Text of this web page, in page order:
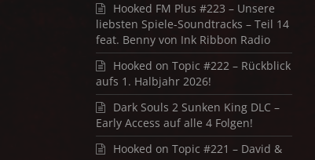
Hooked FM Plus #223 – Unsere
liebsten Spiele-Soundtracks – Teil 14
feat. Benny von Ink Ribbon Radio
Hooked on Topic #222 – Rückblick
aufs 1. Halbjahr 2026!
Dark Souls 2 Sunken King DLC –
Early Access auf alle 4 Folgen!
Hooked on Topic #221 – David &